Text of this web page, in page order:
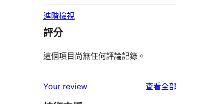
進階檢視
評分
這個項目尚無任何評論記錄。
Your review 查看全部